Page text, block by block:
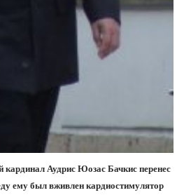
кардинал Аудрис Юозас Бачкис перенес
ему был вживлен кардиостимулятор